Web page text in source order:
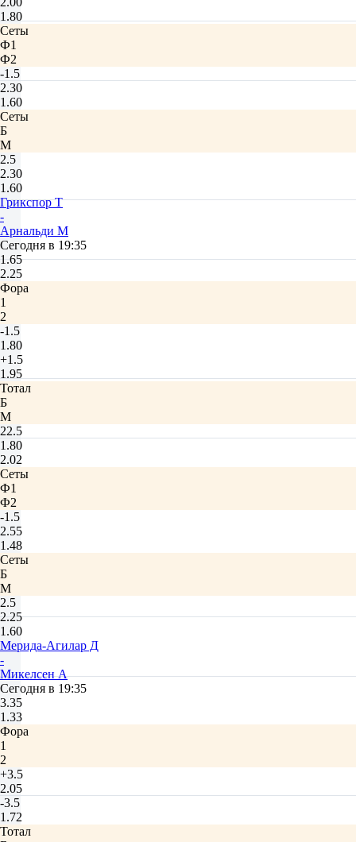
1.80
Сеты
Ф1
Ф2
-1.5
2.30
1.60
Сеты
Б
М
2.5
2.30
1.60
Грикспор Т
-
Арнальди М
Сегодня в 19:35
1.65
2.25
Фора
1
2
-1.5
1.80
+1.5
1.95
Тотал
Б
М
22.5
1.80
2.02
Сеты
Ф1
Ф2
-1.5
2.55
1.48
Сеты
Б
М
2.5
2.25
1.60
Мерида-Агилар Д
-
Микелсен А
Сегодня в 19:35
3.35
1.33
Фора
1
2
+3.5
2.05
-3.5
1.72
Тотал